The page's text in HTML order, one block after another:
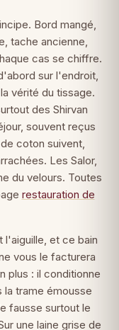
Bord mangé,
tache ancienne,
cas se chiffre.
sur l'endroit,
vérité du tissage.
des Shirvan
souvent reçus
coton suivent,
Les Salor,
du velours. Toutes
restauration de
l'aiguille, et ce bain
vous le facturera
plus : il conditionne
la trame émousse
fausse surtout le
une laine grise de